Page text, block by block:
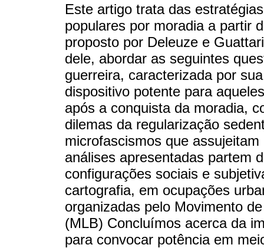
Este artigo trata das
populares por moradia a partir
proposto por Deleuze e
dele, abordar as seguintes
guerreira, caracterizada por
dispositivo potente para
após a conquista da moradia,
dilemas da regularização
microfascismos que
análises apresentadas partem
configurações sociais e
cartografia, em ocupações
organizadas pelo Movimento
(MLB) Concluímos acerca da
para convocar potência em